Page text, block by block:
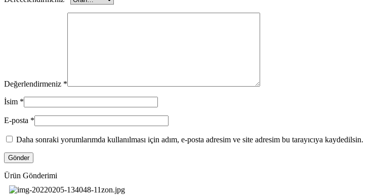
Değerlendirmeniz *
İsim *
E-posta *
Daha sonraki yorumlarımda kullanılması için adım, e-posta adresim ve site adresim bu tarayıcıya kaydedilsin.
Ürün Gönderimi